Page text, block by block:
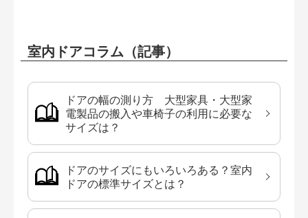
室内ドアコラム（記事）
ドアの幅の測り方 大型家具・大型家
電製品の搬入や車椅子の利用に必要な
サイズは？
ドアのサイズにもいろいろある？室内
ドアの標準サイズとは？